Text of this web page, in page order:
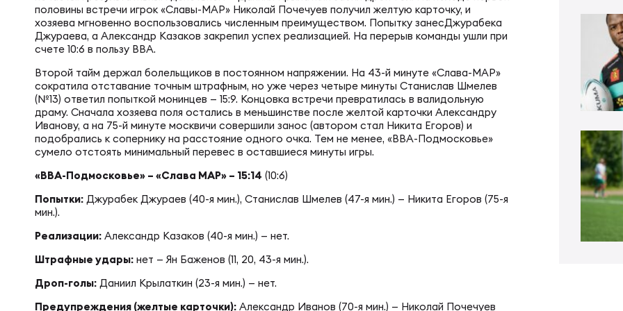
ЖЕНСКИЕ
Кубок России по регби-7
Центр проведения соревнований
Детско-юношеское регби
Студенческое регби
Судьи
половины встречи игрок «Славы-МАР» Николай Почечуев получил желтую карточку, и
хозяева мгновенно воспользовались численным преимуществом. Попытку занесДжурабека
Джураева, а Александр Казаков закрепил успех реализацией. На перерыв команды ушли при
счете 10:6 в пользу ВВА.
Второй тайм держал болельщиков в постоянном напряжении. На 43-й минуте «Слава-МАР»
сократила отставание точным штрафным, но уже через четыре минуты Станислав Шмелев
(№13) ответил попыткой монинцев — 15:9. Концовка встречи превратилась в валидольную
драму. Сначала хозяева поля остались в меньшинстве после желтой карточки Александру
Иванову, а на 75-й минуте москвичи совершили занос (автором стал Никита Егоров) и
подобрались к сопернику на расстояние одного очка. Тем не менее, «ВВА-Подмосковье»
сумело отстоять минимальный перевес в оставшиеся минуты игры.
«ВВА-Подмосковье» – «Слава МАР» – 15:14 (10:6)
Попытки: Джурабек Джураев (40-я мин.), Станислав Шмелев (47-я мин.) — Никита Егоров (75-я
мин.).
Реализации: Александр Казаков (40-я мин.) — нет.
Штрафные удары: нет — Ян Баженов (11, 20, 43-я мин.).
Дроп-голы: Даниил Крылаткин (23-я мин.) — нет.
Предупреждения (желтые карточки): Александр Иванов (70-я мин.) — Николай Почечуев